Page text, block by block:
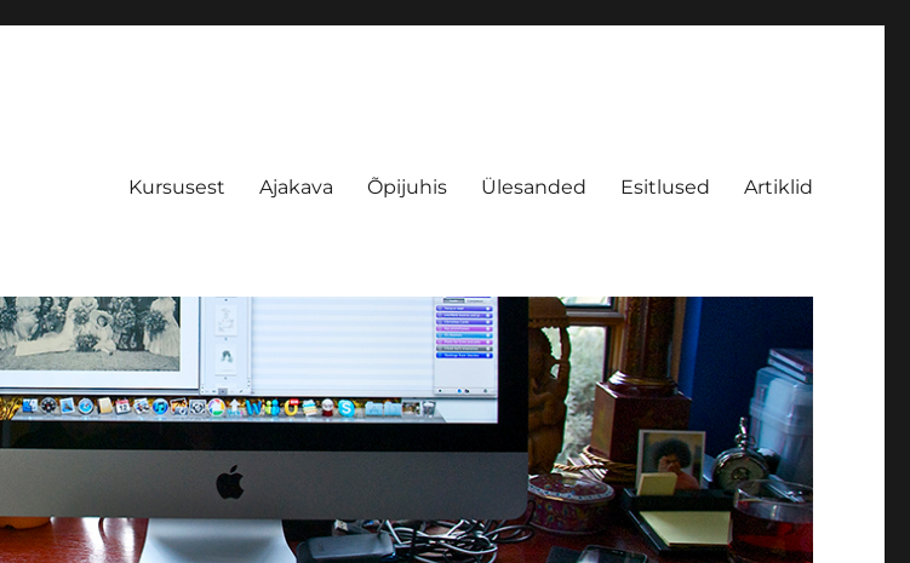
Kursusest Ajakava Õpijuhis Ülesanded Esitlused Artiklid